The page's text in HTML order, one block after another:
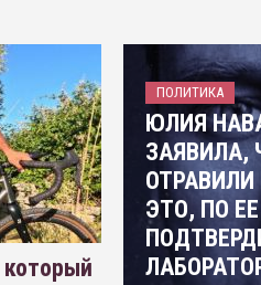
ПОЛИТИКА
ЮЛИЯ
ЗАЯВИЛА,
ЭТО, ПО